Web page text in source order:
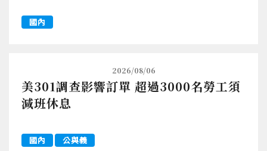
國內
2026/08/06
美301調查影響訂單 超過3000名勞工須
減班休息
國內 公與義